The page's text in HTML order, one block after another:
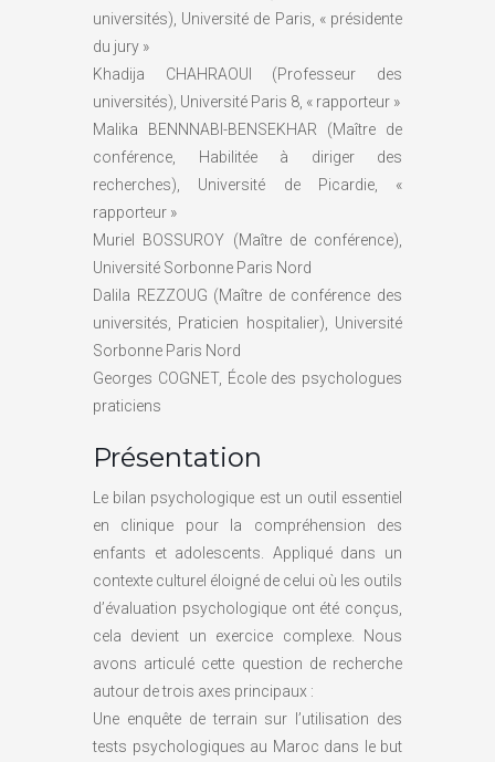
universités), Université de Paris, « présidente
du jury »
Khadija CHAHRAOUI (Professeur des
universités), Université Paris 8, « rapporteur »
Malika BENNNABI-BENSEKHAR (Maître de
conférence, Habilitée à diriger des
recherches), Université de Picardie, «
rapporteur »
Muriel BOSSUROY (Maître de conférence),
Université Sorbonne Paris Nord
Dalila REZZOUG (Maître de conférence des
universités, Praticien hospitalier), Université
Sorbonne Paris Nord
Georges COGNET, École des psychologues
praticiens
Présentation
Le bilan psychologique est un outil essentiel
en clinique pour la compréhension des
enfants et adolescents. Appliqué dans un
contexte culturel éloigné de celui où les outils
d’évaluation psychologique ont été conçus,
cela devient un exercice complexe. Nous
avons articulé cette question de recherche
autour de trois axes principaux :
Une enquête de terrain sur l’utilisation des
tests psychologiques au Maroc dans le but